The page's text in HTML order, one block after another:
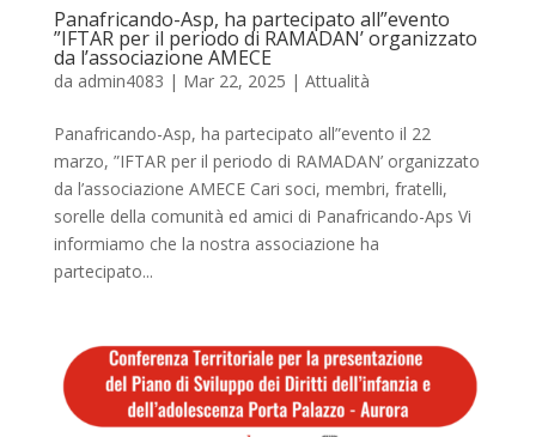
Panafricando-Asp, ha partecipato all”evento
”IFTAR per il periodo di RAMADAN’ organizzato
da l’associazione AMECE
da admin4083 | Mar 22, 2025 | Attualità
Panafricando-Asp, ha partecipato all”evento il 22
marzo, ”IFTAR per il periodo di RAMADAN’ organizzato
da l’associazione AMECE Cari soci, membri, fratelli,
sorelle della comunità ed amici di Panafricando-Aps Vi
informiamo che la nostra associazione ha
partecipato...